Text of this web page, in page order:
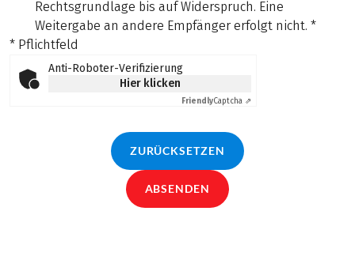
Rechtsgrundlage bis auf Widerspruch. Eine
Weitergabe an andere Empfänger erfolgt nicht. *
* Pflichtfeld
Anti-Roboter-Verifizierung
Hier klicken
FriendlyCaptcha ⇗
ZURÜCKSETZEN
ABSENDEN